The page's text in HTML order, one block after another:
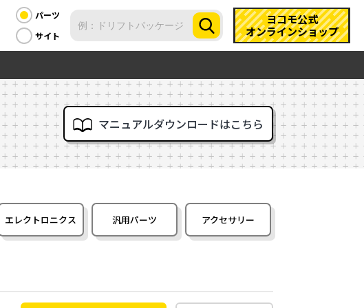
パーツ
サイト
ヨコモ公式
オンラインショップ
マニュアルダウンロードはこちら
エレクトロニクス 汎用パーツ アクセサリー